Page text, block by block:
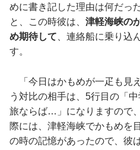
めに書き記した理由は何だっ
と、この時彼は、 津軽海峡の
め期待して 、連絡船に乗り込
す。
「今日はかもめが一疋も見
う対比の相手は、5行目の「
旅ならば…」になりますので
際には、津軽海峡でかもめを
の時の記憶があったので、彼